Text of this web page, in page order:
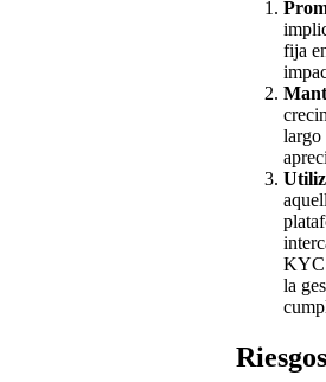
fija
largo
KYC
la